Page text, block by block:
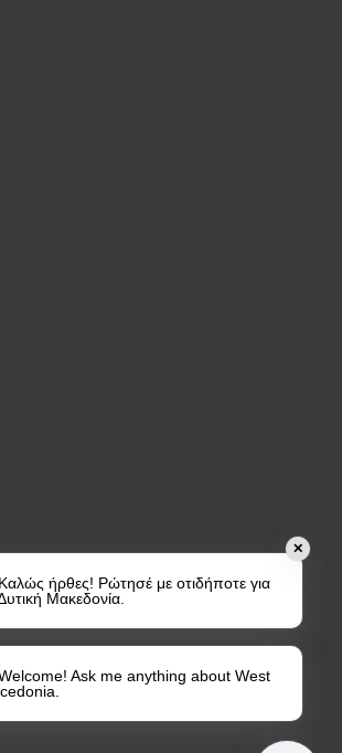
✕
ήρθες! Ρώτησέ με οτιδήποτε για
Μακεδονία.
Ask me anything about West